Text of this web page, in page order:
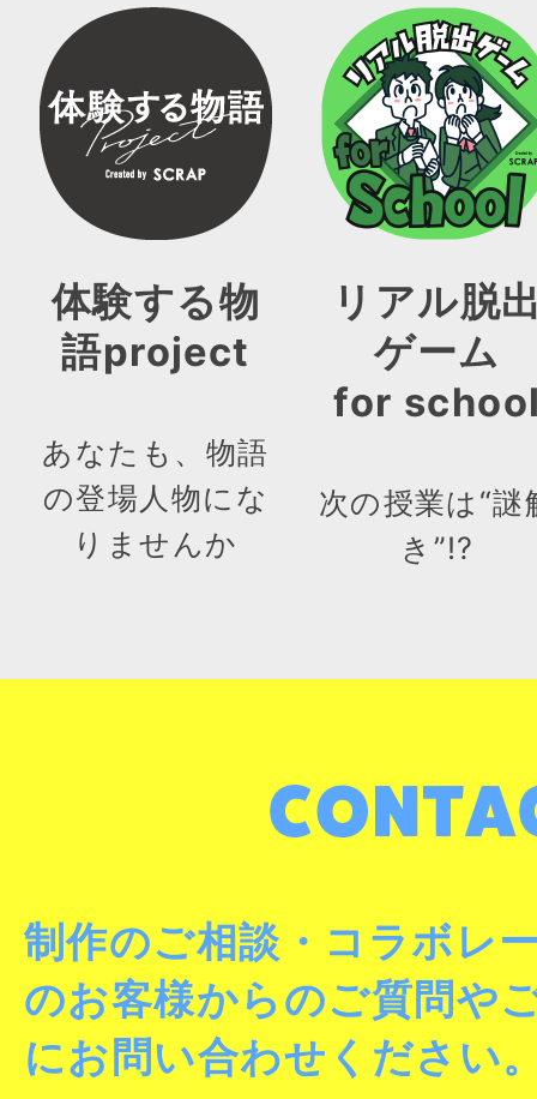
体験する物
語project
あなたも、物語
の登場人物にな
りませんか
リアル脱
ゲーム
for
次の授業は“謎
き”!?
制作のご相談・コラボレ
のお客様からのご質問や
にお問い合わせください